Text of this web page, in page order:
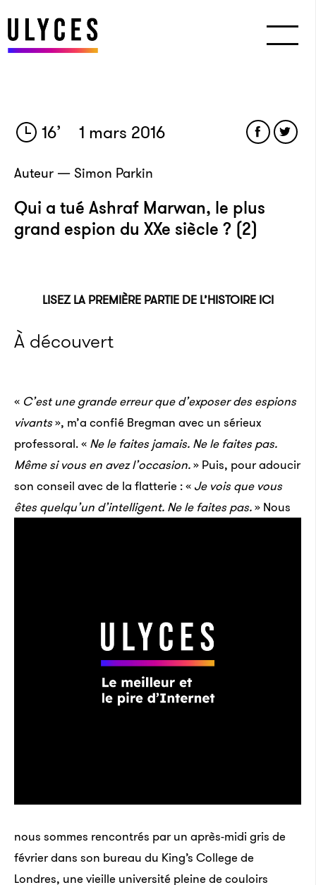
16’ 1 mars 2016
Auteur — Simon Parkin
Qui a tué Ashraf Marwan, le plus
grand espion du XXe siècle ? (2)
LISEZ LA PREMIÈRE PARTIE DE L’HISTOIRE ICI
À découvert
« C’est une grande erreur que d’exposer des espions
vivants», m’a confié Bregman avec un sérieux
professoral. « Ne le faites jamais. Ne le faites pas.
Même si vous en avez l’occasion.» Puis, pour adoucir
son conseil avec de la flatterie : « Je vois que vous
êtes quelqu’un d’intelligent. Ne le faites pas.» Nous
nous sommes rencontrés par un après-midi gris de
février dans son bureau du King’s College de
Londres, une vieille université pleine de couloirs